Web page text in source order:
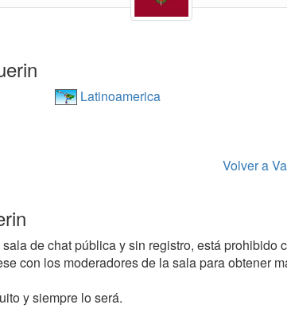
Latinoamerica
Volver a
de chat pública y sin registro, está
con los moderadores de la sala para obtener
y siempre lo será.